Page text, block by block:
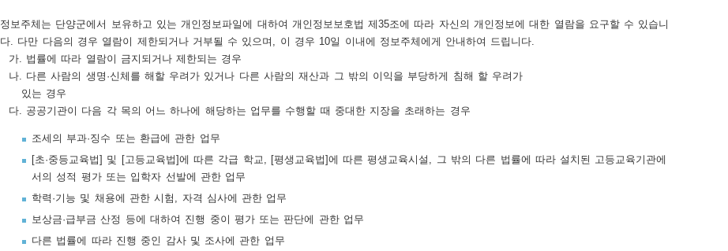
정보주체는 단양군에서 보유하고 있는 개인정보파일에 대하여 개인정보보호법 제35조에 따라 자신의 개인정보에 대한 열람을 요구할 수 있습니
다. 다만 다음의 경우 열람이 제한되거나 거부될 수 있으며, 이 경우 10일 이내에 정보주체에게 안내하여 드립니다.
가. 법률에 따라 열람이 금지되거나 제한되는 경우
나. 다른 사람의 생명·신체를 해할 우려가 있거나 다른 사람의 재산과 그 밖의 이익을 부당하게 침해 할 우려가
있는 경우
다. 공공기관이 다음 각 목의 어느 하나에 해당하는 업무를 수행할 때 중대한 지장을 초래하는 경우
조세의 부과·징수 또는 환급에 관한 업무
[초·중등교육법] 및 [고등교육법]에 따른 각급 학교, [평생교육법]에 따른 평생교육시설, 그 밖의 다른 법률에 따라 설치된 고등교육기관에
서의 성적 평가 또는 입학자 선발에 관한 업무
학력·기능 및 채용에 관한 시험, 자격 심사에 관한 업무
보상금·급부금 산정 등에 대하여 진행 중이 평가 또는 판단에 관한 업무
다른 법률에 따라 진행 중인 감사 및 조사에 관한 업무